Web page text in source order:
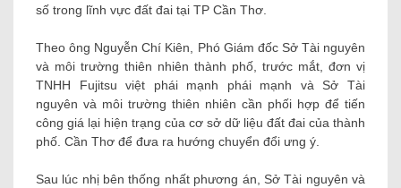
số trong lĩnh vực đất đai tại TP Cần Thơ.
Theo ông Nguyễn Chí Kiên, Phó Giám đốc Sở Tài nguyên
và môi trường thiên nhiên thành phố, trước mắt, đơn vị
TNHH Fujitsu việt phái mạnh phái mạnh và Sở Tài
nguyên và môi trường thiên nhiên cần phối hợp để tiến
công giá lại hiện trạng của cơ sở dữ liệu đất đai của thành
phố. Cần Thơ để đưa ra hướng chuyển đổi ưng ý.
Sau lúc nhị bên thống nhất phương án, Sở Tài nguyên và